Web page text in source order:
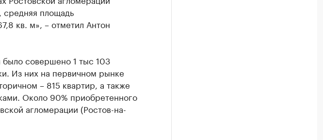
средняя площадь
кв. м», – отметил Антон
было совершено 1 тыс 103
Из них на первичном рынке
– 815 квартир, а также
Около 90% приобретенного
агломерации (Ростов-на-